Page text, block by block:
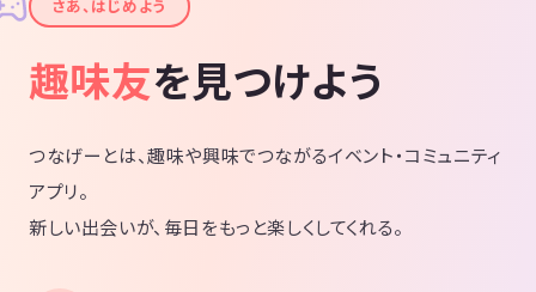
さあ、はじめよう
趣味友を見つけよう
つなげーとは、趣味や興味でつながるイベント・コミュニティ
アプリ。
新しい出会いが、毎日をもっと楽しくしてくれる。